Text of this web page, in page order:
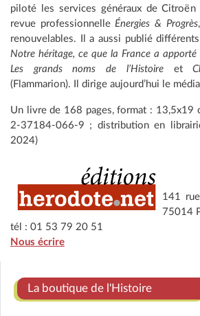
piloté les services généraux de
revue professionnelleÉnergies & Progrès
renouvelables. Il a aussi publié
Notre héritage, ce que la France a apporté
Les grands noms de l’Histoireet
(Flammarion). Il dirige aujourd’hui le
Un livre de 168 pages, format : 13,5x19
2-37184-066-9 ; distribution en
2024)
141
75014
tél : 01 53 79 20 51
Nous écrire
La boutique de l'Histoire